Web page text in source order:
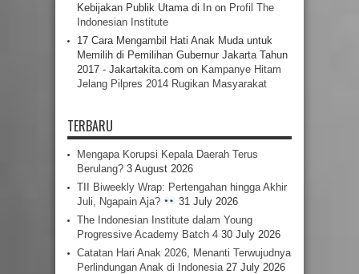
Kebijakan Publik Utama di In on Profil The
Indonesian Institute
17 Cara Mengambil Hati Anak Muda untuk
Memilih di Pemilihan Gubernur Jakarta Tahun
2017 - Jakartakita.com on Kampanye Hitam
Jelang Pilpres 2014 Rugikan Masyarakat
TERBARU
Mengapa Korupsi Kepala Daerah Terus
Berulang? 3 August 2026
TII Biweekly Wrap: Pertengahan hingga Akhir
Juli, Ngapain Aja?
31 July 2026
The Indonesian Institute dalam Young
Progressive Academy Batch 4 30 July 2026
Catatan Hari Anak 2026, Menanti Terwujudnya
Perlindungan Anak di Indonesia 27 July 2026